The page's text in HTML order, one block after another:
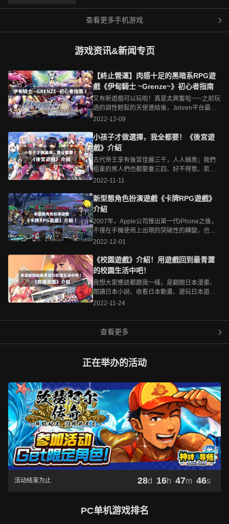
查看更多手机游戏
游戏资讯&新闻专页
【終止營運】肉感十足的黑暗系RPG遊
戲《伊甸騎士 ~Grenze~》初心者指南
又有新遊戲可以玩啦！真是太興奮啦~~~之前玩
過的調性輕鬆的天使連結後，Johren平台最新
推出的新遊戲就是《伊甸騎士 ~Grenze~》(以
黑暗系奇幻RPG，由知名H-Game公司
「Waffle」所製作，品質絕對有保證XD，在人
啦)，跟現在軟萌妹子當道的畫風比起來，多了
一股復古的味道，與遊戲的調性非常搭配。這
一次我會帶著新玩家們一步一步了解伊甸騎士
來就跟著我一起踏入《伊甸騎士 ~Grenze~》的
世界吧！&nbsp;伊甸騎士的背景故事由進入遊
戲的畫風就能夠知道，伊甸騎士是一款黑暗風
格的遊戲，不過一開始不是從轉生開始總覺得
煉金術師的豪族「亞斯霍迪爾」，為了尋找治
療妹妹的方法而踏上旅程。希格爾德的妹妹一
直受到聖痕之力的侵擾，為了救 [&hellip;]
2022-12-09
小孩子才做選擇，我全都要！《後宮遊
戲》介紹
古代帝王享有後宮佳麗三千，人人稱羨；我們
祖輩的男人們也都娶妻三四、好不得意。若是
現代人，腳踏多條船的你就是個臭渣男XD，以
美好的嘛，我們常常在看動畫或漫畫時，都會
將自己帶入作品的角色中，羨慕那些男主角
福。雖然這些動漫都只是虛構的故事，再怎麼
有帶入感也終究只是想像，但也有一種遊戲類
型，可以讓我們周旋在眾多女角之間，甚至與
各位介紹的遊戲類型—「後宮遊戲」啦&nbsp;
所謂後宮是？後宮在中國古代指的是帝王的妻
妾的住處，一般禁止帝王及其子嗣之外的男性
進入，男性的僕役則以宦官擔任。為什麼會叫
紫禁城大致上可以分成兩個區塊，前半部是以
宮、交泰殿、坤寧宮為主，是皇帝及 [&hellip;]
2022-11-11
新型態角色扮演遊戲《卡牌RPG遊戲》
介紹
2007年，Apple公司推出第一代iPhone之後，
不僅在手機使用上出現的突破性的轉變，也使
得遊戲市場迎來了全新的轉捩點。遊戲廠商注
各式各樣的手遊。因為人手一機的關係，遊戲
的目標族群也從擁有主機或高階電腦的少部分
去的遊戲中，遊戲廠商為了符合玩家需求，不
論是單機遊戲或是網路遊戲，大多不那麼平易
近人，，往往需要大量的時間進行遊玩，而為
戲廠商開始降低遊戲門檻、簡化許多過去繁瑣
的設定，就連最傳統的RPG遊戲也不例外。以
不可能會花這麼多時間在這上面，也因此出現
了一種新型態的RPG遊戲，它與傳統RPG遊戲
戲更加好入門，這種新型態RPG遊戲就是今天
要介紹的—卡牌R [&hellip;]
2022-12-01
《校園遊戲》介紹！用遊戲回到最青澀
的校園生活中吧！
我想大家應該都跟我一樣，是翻閱日本漫畫、
閱讀日本小說、收看日本動畫、遊玩日本遊戲
長大的吧！不知道各位有沒有發現過一件事
系的作品，就有很高的機率不是舞台設定在
「學校」，就是主角是「學生」(轉生到異世界
人為主角的情況較多，高中生為主角的作品大
多是迪士尼的青春校園劇，數量並不算多。事
我也十分好奇，在找尋多方資料之後，終於整
理出了一點眉目，今天這篇文章，會從各方角
度說明為什麼日本作品多以高中生為主，同時
介紹數款經典的「校園遊戲」給各位，那麼就
跟著我一起看下去吧！&nbsp;舞台在校園的作
品到底有多少呢？前文所說的，有很多ACGN
作品的舞台都設定在校園或主角是學生，光用
說的無法體會到底有多少對吧？日本的部落客
「プリキュアの数字ブログ」就從 [&hellip;]
2022-11-24
查看更多
正在举办的活动
活动结束为止 28d 16h 47m 46s
PC单机游戏排名